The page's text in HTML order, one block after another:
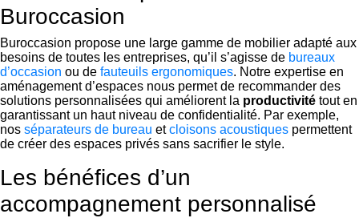
Buroccasion
Buroccasion propose une large gamme de mobilier adapté aux
besoins de toutes les entreprises, qu’il s’agisse de bureaux
d’occasion ou de fauteuils ergonomiques. Notre expertise en
aménagement d’espaces nous permet de recommander des
solutions personnalisées qui améliorent la productivité tout en
garantissant un haut niveau de confidentialité. Par exemple,
nos séparateurs de bureau etcloisons acoustiques permettent
de créer des espaces privés sans sacrifier le style.
Les bénéfices d’un
accompagnement personnalisé